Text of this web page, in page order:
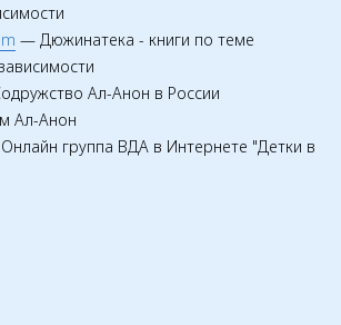
— Дюжинатека - книги по теме
Ал-Анон в России
Ал-Анон
группа ВДА в Интернете "Детки в